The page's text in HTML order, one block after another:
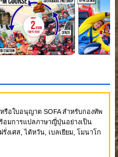
อใบอนุญาต SOFA สำหรับกองทัพ
มการแปลภาษาญี่ปุ่นอย่างเป็น
งเศส, ไต้หวัน, เบลเยียม, โมนาโก